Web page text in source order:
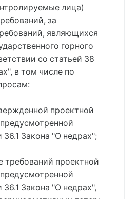
лица)
за
являющихся
горного
со статьей 38
в том числе по
проектной
36.1 Закона "О недрах";
требований проектной
Закона "О недрах",